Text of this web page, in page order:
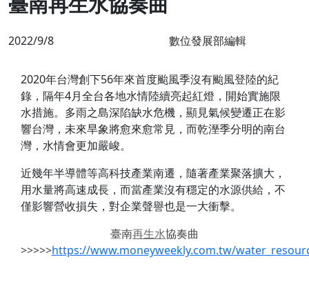
2022/9/8 數位發展部編輯
2020年台灣創下56年來首度颱風季沒有颱風登陸的紀
錄，隔年4月全台各地水情陸續亮起紅燈，開始實施限
水措施。多雨之島深陷缺水危機，顯見氣候變遷正在影
響台灣，未來旱象將愈來愈常見，而乾溼季分明的南台
灣，水情會更加嚴峻。
近幾年半導體等高科技產業南遷，隨著產業聚落擴大，
用水量將高速成長，而當產業沒有穩定的水源供給，不
僅影響營收損失，對企業聲譽也是一大衝擊。
臺南再生水協奏曲
>>>>>https://www.moneyweekly.com.tw/